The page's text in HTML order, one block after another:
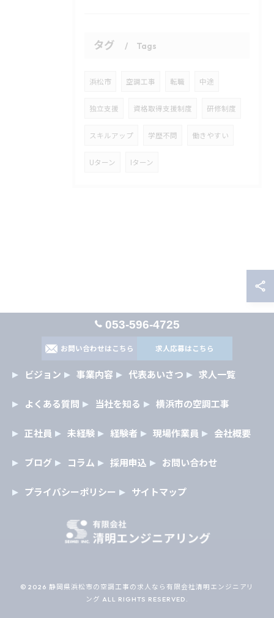
タグ Tags
浜松市 空調工事 転職 中途
独立支援 資格取得支援制度 研修制度
スキルアップ 学歴不問 働きやすい
Uターン Iターン
053-596-4725
お問い合わせはこちら 求人応募はこちら
ビジョン 事業内容 代表あいさつ 求人一覧
よくある質問 当社を知る 横浜市の空調工事
正社員 未経験 経験者 現場作業員 会社概要
ブログ コラム 採用申込 お問い合わせ
プライバシーポリシー サイトマップ
© 2026 静岡県浜松市の空調工事の求人なら有限会社清明エンジニアリ
ング ALL RIGHTS RESERVED.